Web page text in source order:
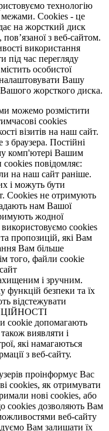
технологію
межами. Cookies - це
на жорсткий диск
з веб-сайтом.
використання
під час перегляду
особистої
Вашу
жорсткого диска.
можемо розмістити
cookies
візитів на наш сайт.
браузера. Постійні
комп'ютері Вашим
cookies повідомляє:
на наш сайт раніше.
і можуть бути
Сookies не отримують
нам Вашої
жодної
cookies
пропозицій, які Вам
Вам більше
того, файли cookie
і зручним.
функцій безпеки та їх
відстежувати
cookie допомагають
також виявляти і
які намагаються
з веб-сайту.
проінформує Вас
cookies, як отримувати
нові cookies, або
cookies дозволяють Вам
веб-сайту
Вам залишати їх